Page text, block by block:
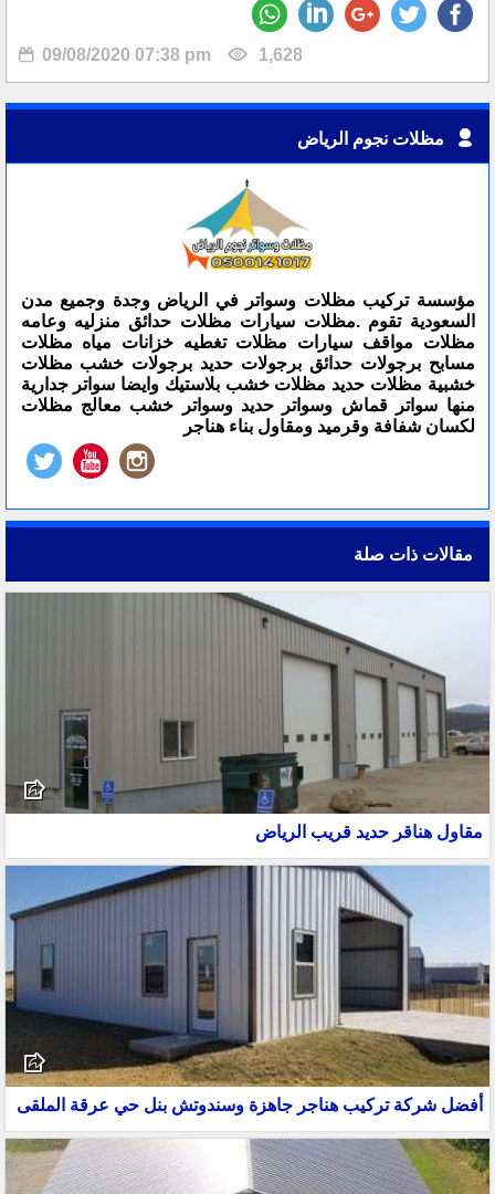
09/08/2020 07:38 pm 1,628
مظلات نجوم الرياض
مؤسسة تركيب مظلات وسواتر في الرياض وجدة وجميع مدن
السعودية تقوم .مظلات سيارات مظلات حدائق منزليه وعامه
مظلات مواقف سيارات مظلات تغطيه خزانات مياه مظلات
مسابح برجولات حدائق برجولات حديد برجولات خشب مظلات
خشبية مظلات حديد مظلات خشب بلاستيك وايضا سواتر جدارية
منها سواتر قماش وسواتر حديد وسواتر خشب معالج مظلات
لكسان شفافة وقرميد ومقاول بناء هناجر
مقالات ذات صلة
مقاول هناقر حديد قريب الرياض
أفضل شركة تركيب هناجر جاهزة وسندوتش بنل حي عرقة الملقى